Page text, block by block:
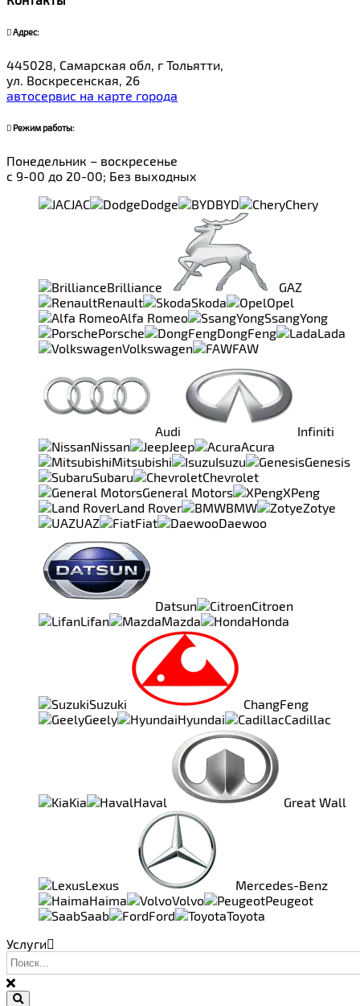
Адрес:
445028, Самарская обл, г Тольятти,
ул. Воскресенская, 26
автосервис на карте города
Режим работы:
Понедельник – воскресенье
с 9-00 до 20-00; Без выходных
JAC
Dodge BYD Chery
Brilliance
GAZ
Renault
Skoda
Opel
Alfa Romeo
SsangYong
Porsche
DongFeng
Lada
Volkswagen
FAW
Audi
Infiniti
Nissan
Jeep
Acura
Mitsubishi
Isuzu
Genesis
Subaru
Chevrolet
General Motors
XPeng
Land Rover
BMW
Zotye
UAZ
Fiat Daewoo
Datsun
Citroen
Lifan
Mazda Honda
Suzuki
ChangFeng
Geely
Hyundai Cadillac
Kia Haval Great Wall
Lexus
Mercedes-Benz
Haima
Volvo
Peugeot
Saab
Ford
Toyota
Услуги